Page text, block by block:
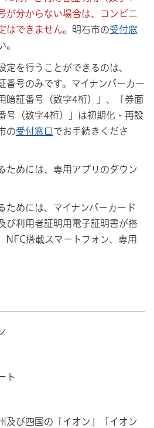
が分からない場合は、コンビニ
はできません。 明石市の受付窓
。
定を行うことができるのは、
番号のみです。マイナンバーカー
暗証番号（数字4桁）」、「券面
号（数字4桁）」は初期化・再設
の受付窓口でお手続きくださ
ためには、専用アプリのダウン
ためには、マイナンバーカード
び利用者証明用電子証明書が搭
NFC搭載スマートフォン、専用
ト
及び四国の「イオン」「イオン